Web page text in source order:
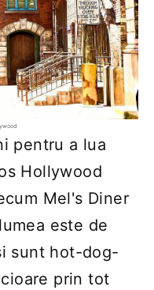
pentru a lua
Hollywood
Mel's Diner
este de
sunt hot-dog-
prin tot